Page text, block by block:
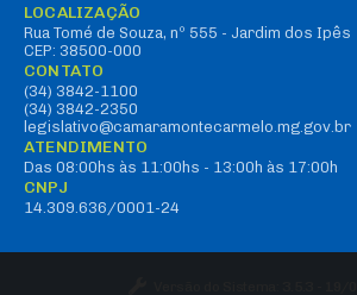
LOCALIZAÇÃO
Rua Tomé de Souza, nº 555 - Jardim dos Ipês
CEP: 38500-000
CONTATO
(34) 3842-1100
(34) 3842-2350
legislativo@camaramontecarmelo.mg.gov.br
ATENDIMENTO
Das 08:00hs às 11:00hs - 13:00h às 17:00h
CNPJ
14.309.636/0001-24